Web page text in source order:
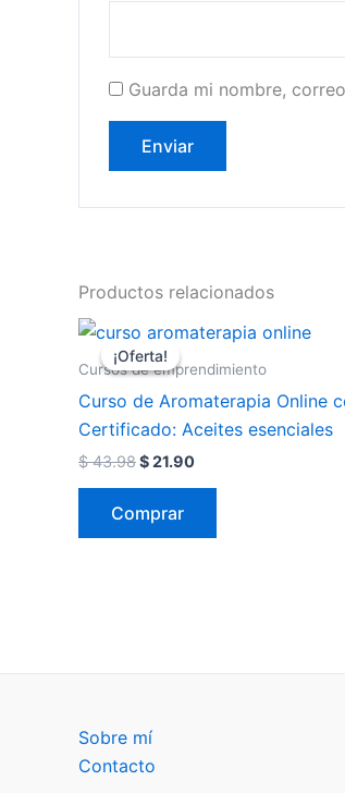
Guarda mi nombre,
Productos relacionados
¡Oferta!
¡Oferta!
Cursos de emprendimiento
Curso de Aromaterapia Online
Certificado: Aceites esenciales
$43.98
El
precio
original
$ 43.98.
$21.90
El
precio
actual
$ 21.90.
Comprar
Sobre mí
Contacto